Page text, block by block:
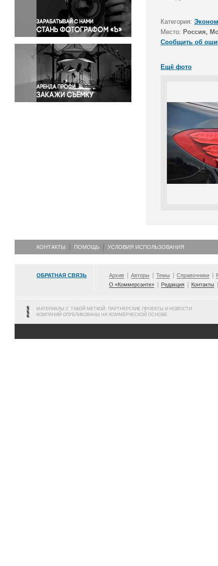
Правосудие
Происшествия и конфликты
Религия
Светская жизнь
Спорт
Экология
Экономика и бизнес
Категория:
Место: Россия,
Сообщить об
Ещё фото
КОНТАКТЫ ПОМОЩЬ УСЛОВИЯ ИСПОЛЬЗОВАНИЯ
ОБРАТНАЯ СВЯЗЬ Архив Авторы Темы Справочники
О «Коммерсанте»
Редакция Контакты
МАТЕРИАЛЫ С ТАКОЙ МЕТКОЙ, ПАРТНЕРСКИЕ ПРОЕКТЫ И НОВОСТИ
КОМПАНИЙ ОПУБЛИКОВАНЫ НА КОММЕРЧЕСКОЙ ОСНОВЕ